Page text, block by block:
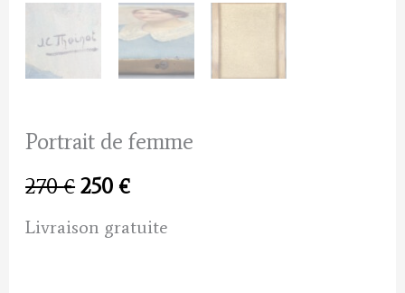
Portrait de femme
270€ Le
prix
250€Le
prix
Livraison gratuite